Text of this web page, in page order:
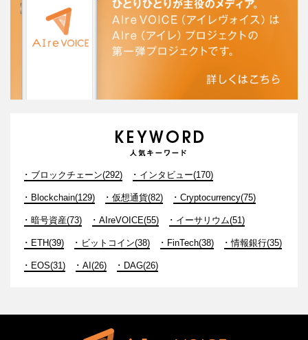
ブロックチェーン(292) インタビュー(170)
Blockchain(129) 仮想通貨(82) Cryptocurrency(75)
暗号資産(73) AIreVOICE(55) イーサリウム(51)
ETH(39) ビットコイン(38) FinTech(38) 情報銀行(35)
EOS(31) AI(26) DAG(26)